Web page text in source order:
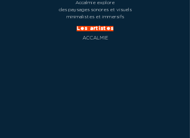
Accalmie explore
des paysages sonores et visuels
minimalistes et immersifs
Les artistes
ACCALMIE